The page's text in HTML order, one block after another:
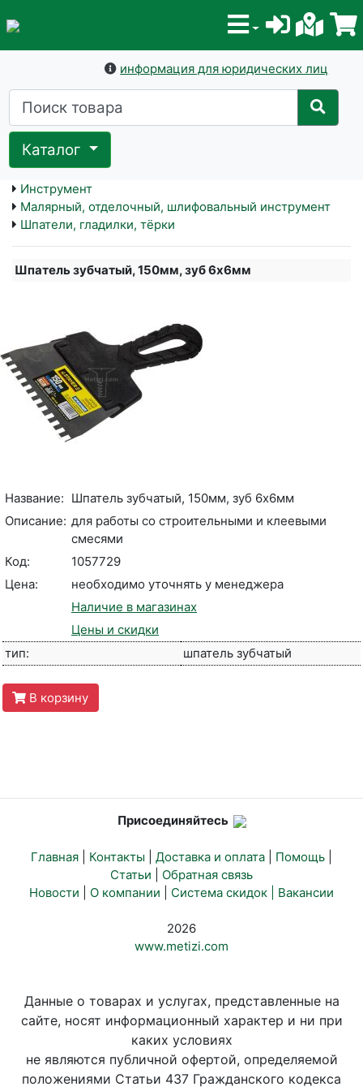
информация для юридических лиц
Каталог
Инструмент
Малярный, отделочный, шлифовальный инструмент
Шпатели, гладилки, тёрки
Шпатель зубчатый, 150мм, зуб 6х6мм
Название: Шпатель зубчатый, 150мм, зуб 6х6мм
Описание: для работы со строительными и клеевыми
смесями
Код:
1057729
Цена:
необходимо уточнять у менеджера
Наличие в магазинах
Цены и скидки
тип:
шпатель зубчатый
В корзину
Присоединяйтесь
Главная Контакты Доставка и оплата Помощь
Статьи
Обратная связь
Новости
О компании Система скидок | Вакансии
2026
www.metizi.com
Данные о товарах и услугах, представленные на
сайте, носят информационный характер и ни при
каких условиях
не являются публичной офертой, определяемой
положениями Статьи 437 Гражданского кодекса